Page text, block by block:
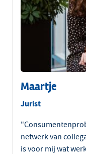
Maartje
Jurist
netwerk van
is voor mij wat